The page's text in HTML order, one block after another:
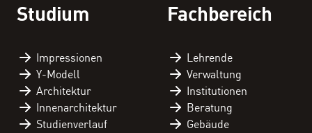
Studium
Impressionen
Y-Modell
Architektur
Innenarchitektur
Studienverlauf
Fachbereich
Lehrende
Verwaltung
Institutionen
Beratung
Gebäude